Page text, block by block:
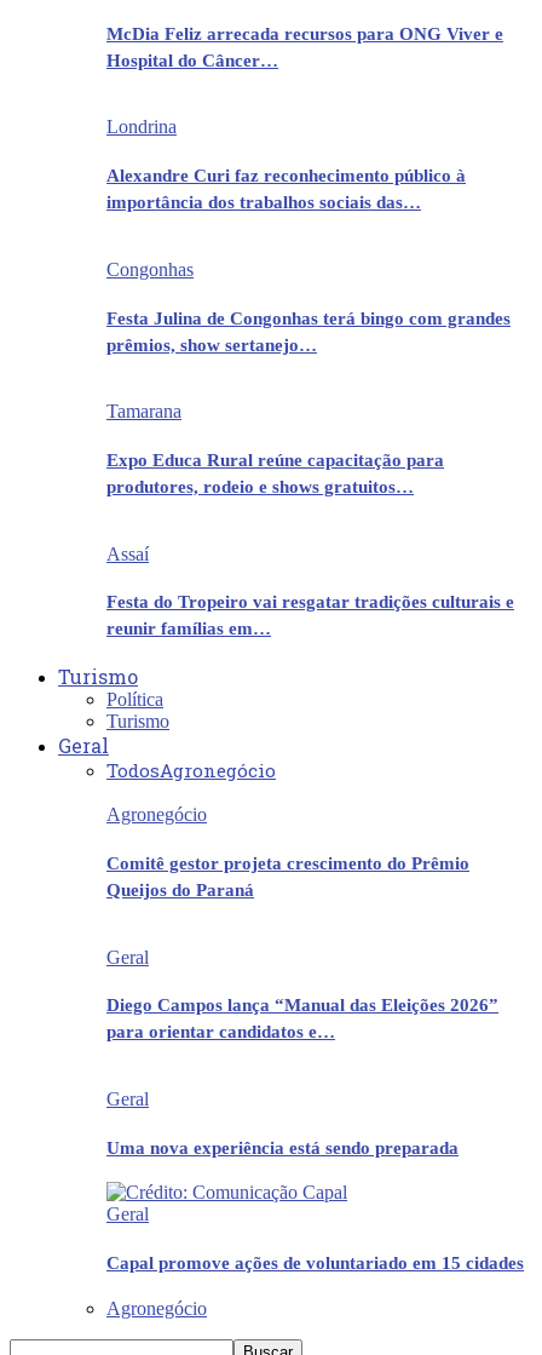
McDia Feliz arrecada recursos para ONG Viver e
Hospital do Câncer…
Londrina
Alexandre Curi faz reconhecimento público à
importância dos trabalhos sociais das…
Congonhas
Festa Julina de Congonhas terá bingo com grandes
prêmios, show sertanejo…
Tamarana
Expo Educa Rural reúne capacitação para
produtores, rodeio e shows gratuitos…
Assaí
Festa do Tropeiro vai resgatar tradições culturais e
reunir famílias em…
Turismo
Política
Turismo
Geral
TodosAgronegócio
Agronegócio
Comitê gestor projeta crescimento do Prêmio
Queijos do Paraná
Geral
Diego Campos lança “Manual das Eleições 2026”
para orientar candidatos e…
Geral
Uma nova experiência está sendo preparada
Geral
Capal promove ações de voluntariado em 15 cidades
Agronegócio